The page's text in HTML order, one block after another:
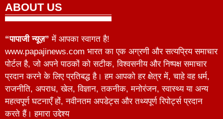
ABOUT US
“पापाजी न्यूज़” में आपका स्वागत है!
www.papajinews.com भारत का एक अग्रणी और सत्यप्रिय समाचार
पोर्टल है, जो अपने पाठकों को सटीक, विश्वसनीय और निष्पक्ष समाचार
प्रदान करने के लिए प्रतिबद्ध है। हम आपको हर क्षेत्र में, चाहे वह धर्म,
राजनीति, अपराध, खेल, विज्ञान, तकनीक, मनोरंजन, स्वास्थ्य या अन्य
महत्वपूर्ण घटनाएँ हों, नवीनतम अपडेट्स और तथ्यपूर्ण रिपोर्ट्स प्रदान
करते हैं। हमारा उद्देश्य